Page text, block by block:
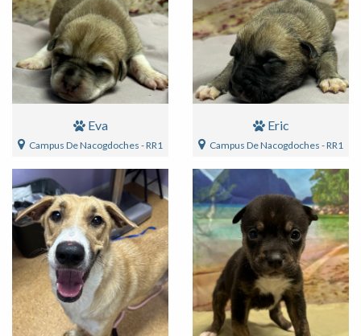
Eva
Campus De Nacogdoches - RR1
Eric
Campus De Nacogdoches - RR1